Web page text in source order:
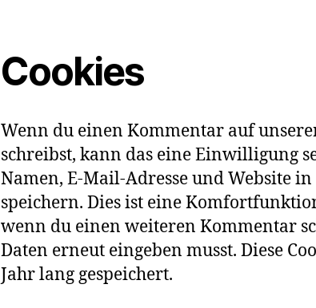
Cookies
Wenn du einen Kommentar auf
schreibst, kann das eine Einwilligung
Namen, E-Mail-Adresse und Website in
speichern. Dies ist eine
wenn du einen weiteren Kommentar
Daten erneut eingeben musst. Diese
Jahr lang gespeichert.